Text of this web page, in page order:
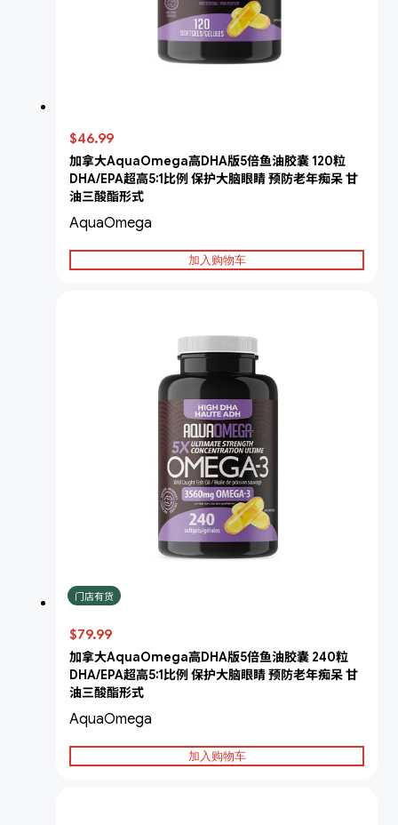
$46.99
加拿大AquaOmega高DHA版5倍鱼油胶囊 120粒
DHA/EPA超高5:1比例 保护大脑眼睛 预防老年痴呆 甘
油三酸酯形式
AquaOmega
加入购物车
门店有货
$79.99
加拿大AquaOmega高DHA版5倍鱼油胶囊 240粒
DHA/EPA超高5:1比例 保护大脑眼睛 预防老年痴呆 甘
油三酸酯形式
AquaOmega
加入购物车